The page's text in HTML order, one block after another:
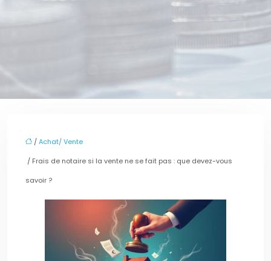
/Achat/ Vente
/ Frais de notaire si la vente ne se fait pas : que devez-vous
savoir ?